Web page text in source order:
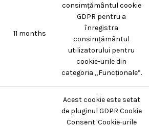
11 months
consimțământul cookie
GDPR pentru a
înregistra
consimțământul
utilizatorului pentru
cookie-urile din
categoria „Funcționale”.
Acest cookie este setat
de pluginul GDPR Cookie
Consent. Cookie-urile